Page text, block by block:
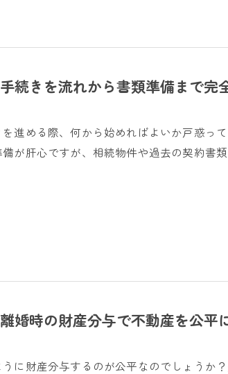
続きを流れから書類準備まで完
進める際、何から始めればよいか戸惑っ
が肝心ですが、相続物件や過去の契約書
婚時の財産分与で不動産を公平
に財産分与するのが公平なのでしょうか